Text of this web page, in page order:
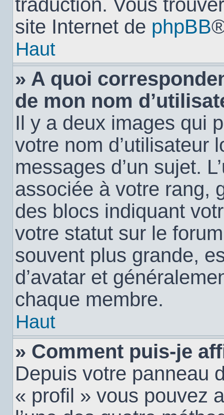
traduction. Vous
site Internet de phpBB
Haut
» A quoi
de mon nom
Il y a deux images qui
votre nom d’utilisateur
messages d’un sujet.
associée à votre rang,
des blocs indiquant
votre statut sur le
souvent plus grande,
d’avatar et
chaque membre.
Haut
» Comment puis-je
Depuis votre panneau
« profil » vous pouvez